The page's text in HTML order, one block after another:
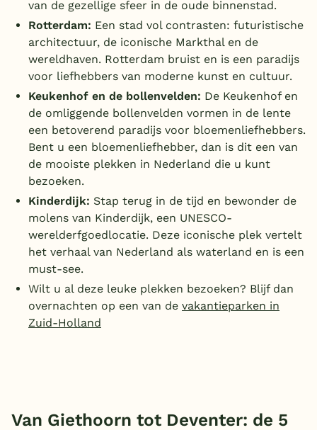
van de gezellige sfeer in de oude binnenstad.
Rotterdam: Een stad vol contrasten: futuristische
architectuur, de iconische Markthal en de
wereldhaven. Rotterdam bruist en is een paradijs
voor liefhebbers van moderne kunst en cultuur.
Keukenhof en de bollenvelden: De Keukenhof en
de omliggende bollenvelden vormen in de lente
een betoverend paradijs voor bloemenliefhebbers.
Bent u een bloemenliefhebber, dan is dit een van
de mooiste plekken in Nederland die u kunt
bezoeken.
Kinderdijk: Stap terug in de tijd en bewonder de
molens van Kinderdijk, een UNESCO-
werelderfgoedlocatie. Deze iconische plek vertelt
het verhaal van Nederland als waterland en is een
must-see.
Wilt u al deze leuke plekken bezoeken? Blijf dan
overnachten op een van de vakantieparken in
Zuid-Holland
Van Giethoorn tot Deventer: de 5